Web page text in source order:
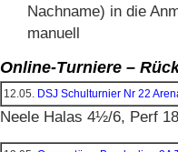
Nachname) in die
manuell
Online-Turniere –
12.05. DSJ Schulturnier Nr 22
Neele Halas 4½/6, Perf